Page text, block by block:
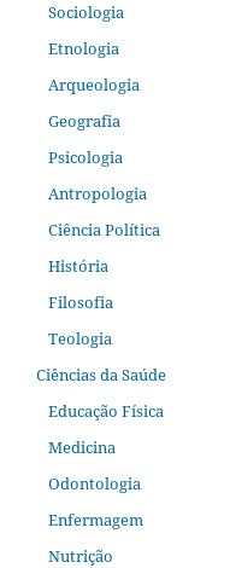
Sociologia
Etnologia
Arqueologia
Geografia
Psicologia
Antropologia
Ciência Política
História
Filosofia
Teologia
Ciências da Saúde
Educação Física
Medicina
Odontologia
Enfermagem
Nutrição